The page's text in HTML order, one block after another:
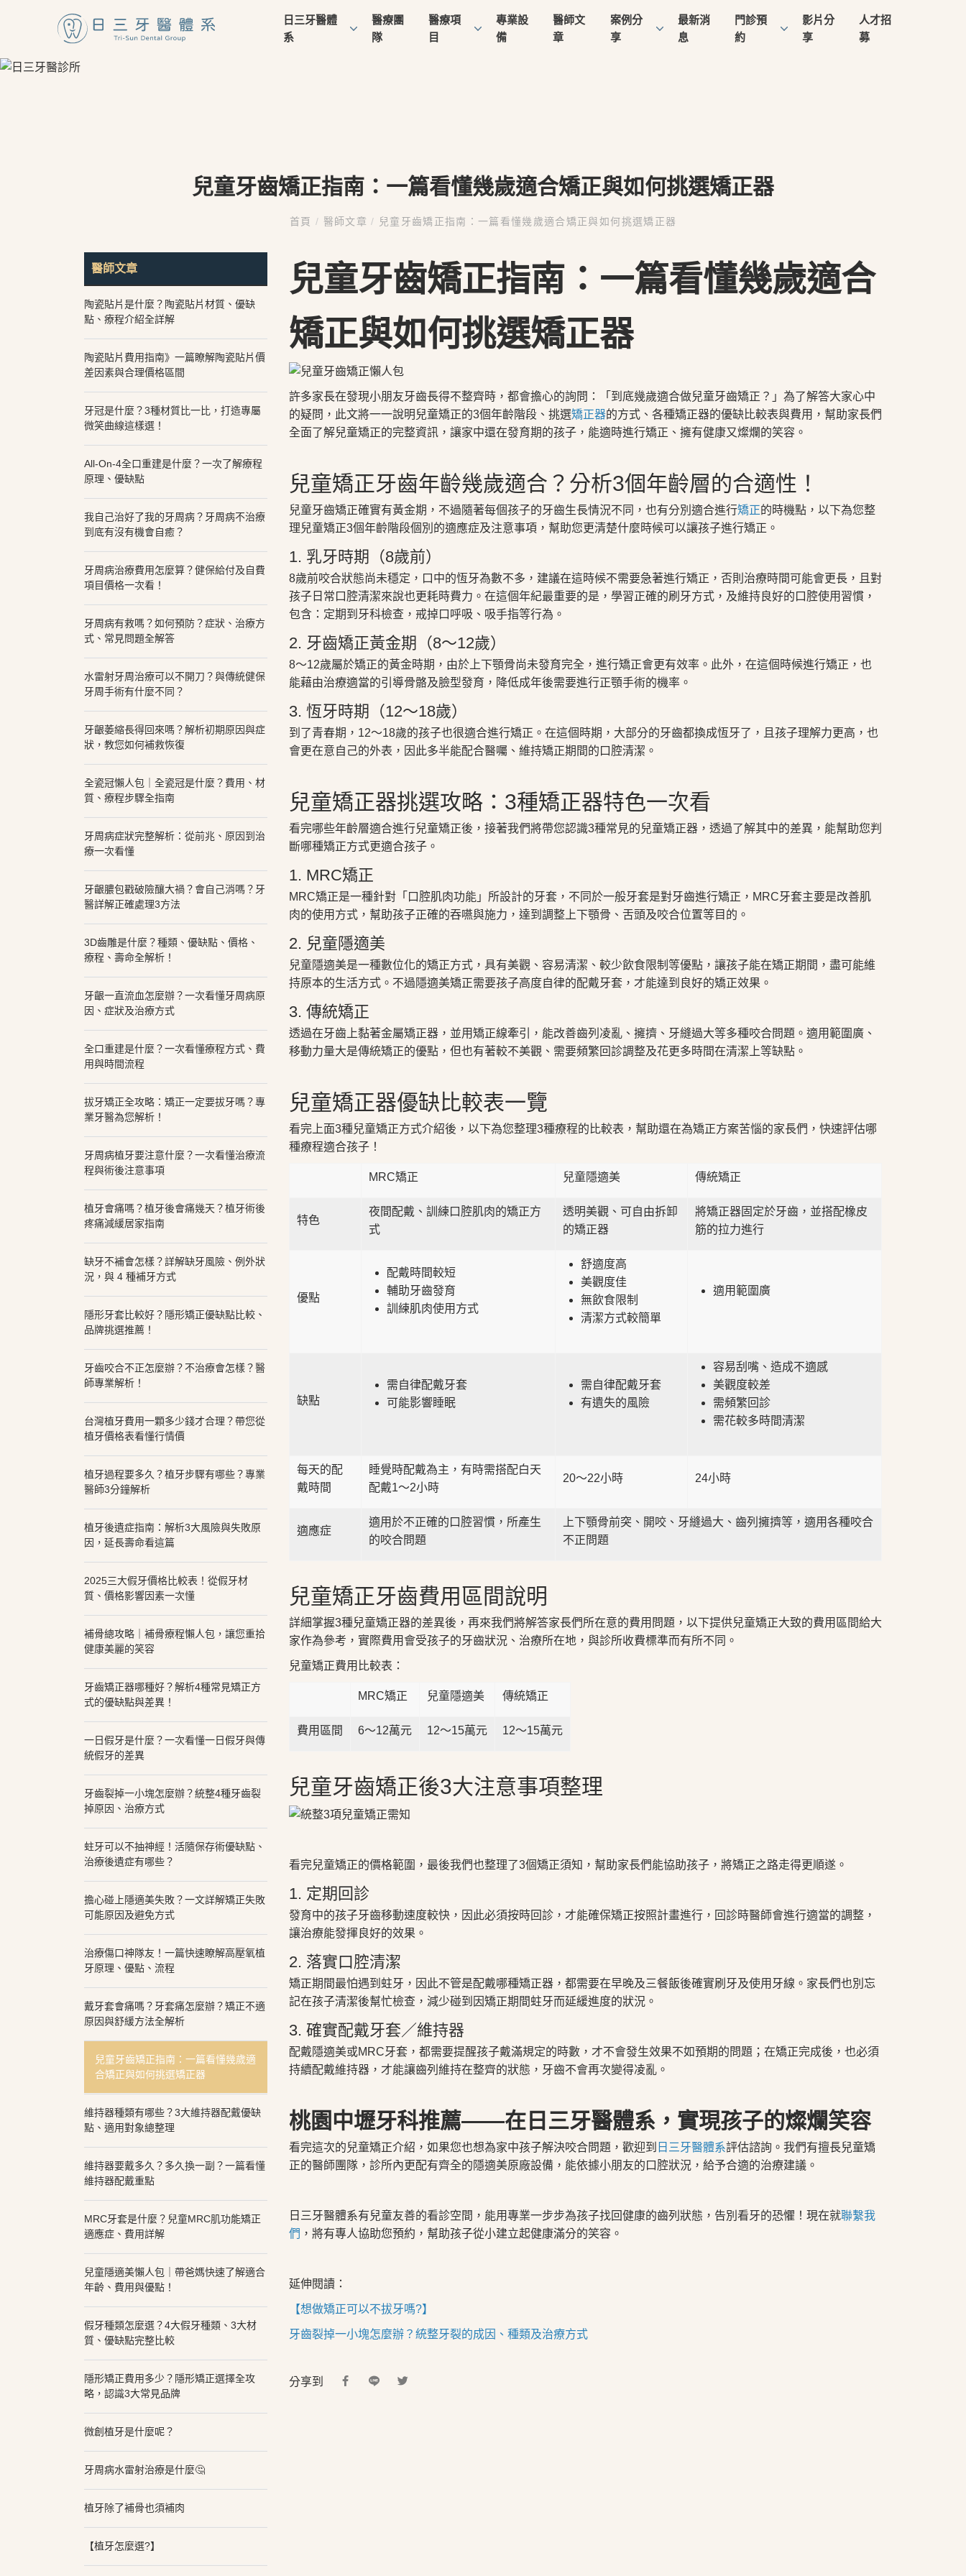
日三牙醫體
系
醫療團
隊
醫療項
目
專業設
備
醫師文
章
案例分
享
最新消
息
門診預
約
影片分
享
人才招
募
兒童牙齒矯正指南：一篇看懂幾歲適合矯正與如何挑選矯正器
首頁 / 醫師文章/ 兒童牙齒矯正指南：一篇看懂幾歲適合矯正與如何挑選矯正器
醫師文章
陶瓷貼片是什麼？陶瓷貼片材質、優缺
點、療程介紹全詳解
陶瓷貼片費用指南》一篇瞭解陶瓷貼片價
差因素與合理價格區間
牙冠是什麼？3種材質比一比，打造專屬
微笑曲線這樣選！
All-On-4全口重建是什麼？一次了解療程
原理、優缺點
我自己治好了我的牙周病？牙周病不治療
到底有沒有機會自癒？
牙周病治療費用怎麼算？健保給付及自費
項目價格一次看！
牙周病有救嗎？如何預防？症狀、治療方
式、常見問題全解答
水雷射牙周治療可以不開刀？與傳統健保
牙周手術有什麼不同？
牙齦萎縮長得回來嗎？解析初期原因與症
狀，教您如何補救恢復
全瓷冠懶人包｜全瓷冠是什麼？費用、材
質、療程步驟全指南
牙周病症狀完整解析：從前兆、原因到治
療一次看懂
牙齦膿包戳破險釀大禍？會自己消嗎？牙
醫詳解正確處理3方法
3D齒雕是什麼？種類、優缺點、價格、
療程、壽命全解析！
牙齦一直流血怎麼辦？一次看懂牙周病原
因、症狀及治療方式
全口重建是什麼？一次看懂療程方式、費
用與時間流程
拔牙矯正全攻略：矯正一定要拔牙嗎？專
業牙醫為您解析！
牙周病植牙要注意什麼？一次看懂治療流
程與術後注意事項
植牙會痛嗎？植牙後會痛幾天？植牙術後
疼痛減緩居家指南
缺牙不補會怎樣？詳解缺牙風險、例外狀
況，與 4 種補牙方式
隱形牙套比較好？隱形矯正優缺點比較、
品牌挑選推薦！
牙齒咬合不正怎麼辦？不治療會怎樣？醫
師專業解析！
台灣植牙費用一顆多少錢才合理？帶您從
植牙價格表看懂行情價
植牙過程要多久？植牙步驟有哪些？專業
醫師3分鐘解析
植牙後遺症指南：解析3大風險與失敗原
因，延長壽命看這篇
2025三大假牙價格比較表！從假牙材
質、價格影響因素一次懂
補骨總攻略｜補骨療程懶人包，讓您重拾
健康美麗的笑容
牙齒矯正器哪種好？解析4種常見矯正方
式的優缺點與差異！
一日假牙是什麼？一次看懂一日假牙與傳
統假牙的差異
牙齒裂掉一小塊怎麼辦？統整4種牙齒裂
掉原因、治療方式
蛀牙可以不抽神經！活隨保存術優缺點、
治療後遺症有哪些？
擔心碰上隱適美失敗？一文詳解矯正失敗
可能原因及避免方式
治療傷口神隊友！一篇快速瞭解高壓氧植
牙原理、優點、流程
戴牙套會痛嗎？牙套痛怎麼辦？矯正不適
原因與舒緩方法全解析
兒童牙齒矯正指南：一篇看懂幾歲適
合矯正與如何挑選矯正器
維持器種類有哪些？3大維持器配戴優缺
點、適用對象總整理
維持器要戴多久？多久換一副？一篇看懂
維持器配戴重點
MRC牙套是什麼？兒童MRC肌功能矯正
適應症、費用詳解
兒童隱適美懶人包｜帶爸媽快速了解適合
年齡、費用與優點！
假牙種類怎麼選？4大假牙種類、3大材
質、優缺點完整比較
隱形矯正費用多少？隱形矯正選擇全攻
略，認識3大常見品牌
微創植牙是什麼呢？
牙周病水雷射治療是什麼🤔
植牙除了補骨也須補肉
【植牙怎麼選?】
兒童牙齒矯正指南：一篇看懂幾歲適合
矯正與如何挑選矯正器
許多家長在發現小朋友牙齒長得不整齊時，都會擔心的詢問：「到底幾歲適合做兒童牙齒矯正？」為了解答大家心中
的疑問，此文將一一說明兒童矯正的3個年齡階段、挑選矯正器的方式、各種矯正器的優缺比較表與費用，幫助家長們
全面了解兒童矯正的完整資訊，讓家中還在發育期的孩子，能適時進行矯正、擁有健康又燦爛的笑容。
兒童矯正牙齒年齡幾歲適合？分析3個年齡層的合適性！​
兒童牙齒矯正確實有黃金期，不過隨著每個孩子的牙齒生長情況不同，也有分別適合進行矯正的時機點，以下為您整
理兒童矯正3個年齡階段個別的適應症及注意事項，幫助您更清楚什麼時候可以讓孩子進行矯正。
1. 乳牙時期（8歲前）
8歲前咬合狀態尚未穩定，口中的恆牙為數不多，建議在這時候不需要急著進行矯正，否則治療時間可能會更長，且對
孩子日常口腔清潔來說也更耗時費力。在這個年紀最重要的是，學習正確的刷牙方式，及維持良好的口腔使用習慣，
包含：定期到牙科檢查，戒掉口呼吸、吸手指等行為。
2. 牙齒矯正黃金期（8～12歲）
8～12歲屬於矯正的黃金時期，由於上下顎骨尚未發育完全，進行矯正會更有效率。此外，在這個時候進行矯正，也
能藉由治療適當的引導骨骼及臉型發育，降低成年後需要進行正顎手術的機率。
3. 恆牙時期（12～18歲）
到了青春期，12～18歲的孩子也很適合進行矯正。在這個時期，大部分的牙齒都換成恆牙了，且孩子理解力更高，也
會更在意自己的外表，因此多半能配合醫囑、維持矯正期間的口腔清潔。
兒童矯正器挑選攻略：3種矯正器特色一次看
看完哪些年齡層適合進行兒童矯正後，接著我們將帶您認識3種常見的兒童矯正器，透過了解其中的差異，能幫助您判
斷哪種矯正方式更適合孩子。
1. MRC矯正
MRC矯正是一種針對「口腔肌肉功能」所設計的牙套，不同於一般牙套是對牙齒進行矯正，MRC牙套主要是改善肌
肉的使用方式，幫助孩子正確的吞嚥與施力，達到調整上下顎骨、舌頭及咬合位置等目的。
2. 兒童隱適美
兒童隱適美是一種數位化的矯正方式，具有美觀、容易清潔、較少飲食限制等優點，讓孩子能在矯正期間，盡可能維
持原本的生活方式。不過隱適美矯正需要孩子高度自律的配戴牙套，才能達到良好的矯正效果。
3. 傳統矯正
透過在牙齒上黏著金屬矯正器，並用矯正線牽引，能改善齒列凌亂、擁擠、牙縫過大等多種咬合問題。適用範圍廣、
移動力量大是傳統矯正的優點，但也有著較不美觀、需要頻繁回診調整及花更多時間在清潔上等缺點。
兒童矯正器優缺比較表一覽
看完上面3種兒童矯正方式介紹後，以下為您整理3種療程的比較表，幫助還在為矯正方案苦惱的家長們，快速評估哪
種療程適合孩子！
MRC矯正 兒童隱適美 傳統矯正
特色
夜間配戴、訓練口腔肌肉的矯正方
式
透明美觀、可自由拆卸
的矯正器
將矯正器固定於牙齒，並搭配橡皮
筋的拉力進行
優點
配戴時間較短
輔助牙齒發育
訓練肌肉使用方式
舒適度高
美觀度佳
無飲食限制
清潔方式較簡單
適用範圍廣
缺點
需自律配戴牙套
可能影響睡眠
需自律配戴牙套
有遺失的風險
容易刮嘴、造成不適感
美觀度較差
需頻繁回診
需花較多時間清潔
每天的配
戴時間
睡覺時配戴為主，有時需搭配​白天​
配戴1～2小時
20～22小時 24小時
適應症
適用於不正確的口腔習慣，所產生
的咬合問題
上下顎骨前突、開咬、牙縫過大、齒列擁擠等，適用各種咬合
不正問題
兒童矯正牙齒費用區間說明
詳細掌握3種兒童矯正器的差異後，再來我們將解答家長們所在意的費用問題，以下提供兒童矯正大致的費用區間給大
家作為參考，實際費用會受孩子的牙齒狀況、治療所在地，與診所收費標準而有所不同。
兒童矯正費用比較表：
MRC矯正 兒童隱適美 傳統矯正
費用區間 6～12萬元 12～15萬元 12～15萬元
兒童牙齒矯正後3大注意事項整理
看完兒童矯正的價格範圍，最後我們也整理了3個​矯正須知，幫助家長們能協助孩子，將矯正之路走得更順遂。
1. 定期回診
發育中的孩子牙齒移動速度較快，因此必須按時回診，才能確保矯正按照計畫進行，回診時醫師會進行適當的調整，
讓治療能發揮良好的效果。
2. 落實口腔清潔
矯正期間最怕遇到蛀牙，因此不管是配戴哪種矯正器，都需要在早晚及三餐飯後確實刷牙及使用牙線。家長們也別忘
記在孩子清潔後幫忙檢查，減少碰到因矯正期間蛀牙而延緩進度的狀況。
3. 確實配戴牙套／維持器
配戴隱適美或MRC牙套，都需要提醒孩子戴滿規定的時數，才不會發生效果不如預期的問題；在矯正完成後，也必須
持續配戴維持器，才能讓齒列維持在整齊的狀態，牙齒不會再次變得凌亂。
桃園中壢牙科推薦——在日三牙醫體系，實現孩子的燦爛笑容
看完這次的兒童矯正介紹，如果您也想為家中孩子解決咬合問題，歡迎到 日三牙醫體系評估諮詢。我們有擅長兒童矯
正的醫師團隊，診所內更配有齊全的隱適美原廠設備，能依據小朋友的口腔狀況，給予合適的治療建議。
日三牙醫體系有兒童友善的看診空間，能用專業一步步為孩子找回健康的齒列狀態，告別看牙的恐懼！現在就聯繫我
們 ，將有專人協助您預約，幫助孩子從小建立起健康滿分的笑容。
延伸閱讀：
【想做矯正可以不拔牙嗎?】
牙齒裂掉一小塊怎麼辦？統整牙裂的成因、種類及治療方式
分享到